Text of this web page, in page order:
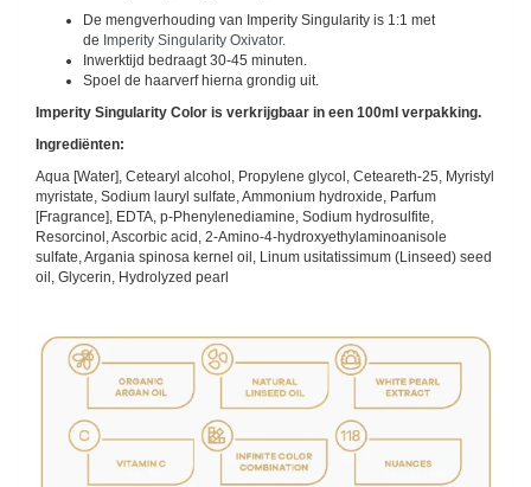
De mengverhouding van Imperity Singularity is 1:1 met
de Imperity Singularity Oxivator.
Inwerktijd bedraagt 30-45 minuten.
Spoel de haarverf hierna grondig uit.
Imperity Singularity Color is verkrijgbaar in een 100ml verpakking.
Ingrediënten:
Aqua [Water], Cetearyl alcohol, Propylene glycol, Ceteareth-25, Myristyl
myristate, Sodium lauryl sulfate, Ammonium hydroxide, Parfum
[Fragrance], EDTA, p-Phenylenediamine, Sodium hydrosulfite,
Resorcinol, Ascorbic acid, 2-Amino-4-hydroxyethylaminoanisole
sulfate, Argania spinosa kernel oil, Linum usitatissimum (Linseed) seed
oil, Glycerin, Hydrolyzed pearl